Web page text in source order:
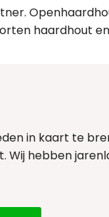
haardhout
in kaart te
hebben